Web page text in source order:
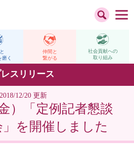
磨く
仲間と
繋がる
社会貢献への
取り組み
スリリース
2018/12/20 更新
）「定例記者懇談
を開催しました